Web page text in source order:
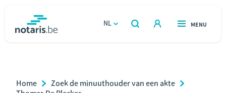
gaan
NL
OPEN
ZOEKEN
OPEN
MENU
Breadcrumb
Home
Zoek de minuuthouder van een akte